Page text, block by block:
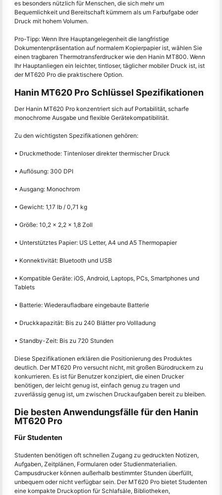
es besonders nützlich für Menschen, die sich mehr um
Bequemlichkeit und Bereitschaft kümmern als um Farbufgabe oder
Druck mit hohem Volumen.
Pro-Tipp: Wenn Ihre Hauptangelegenheit die langfristige
Dokumentenpräsentation auf normalem Kopierpapier ist, wählen Sie
einen tragbaren Thermotransferdrucker wie den Hanin MT800. Wenn
Ihr Hauptanliegen ein leichter, tintloser, täglicher mobiler Druck ist, ist
der MT620 Pro die praktischere Option.
Hanin MT620 Pro Schlüssel Spezifikationen
Der Hanin MT620 Pro konzentriert sich auf Portabilität, scharfe
monochrome Ausgabe und flexible Gerätekompatibilität.
Zu den wichtigsten Spezifikationen gehören:
• Druckmethode: Tintenloser direkter thermischer Druck
• Auflösung: 300 DPI
• Ausgang: Monochrom
• Gewicht: 1,17 lb / 0,71 kg
• Größe: 10,2 × 2,2 × 1,8 Zoll
• Unterstütztes Papier: US Letter, A4 und A5 Thermopapier
• Konnektivität: Bluetooth und USB
• Kompatible Geräte: iOS, Android, Laptops, PCs, Smartphones und
Tablets
• Batterie: Wiederaufladbare eingebaute Batterie
• Druckkapazität: Bis zu 240 Blätter pro Vollladung
• Standby-Zeit: Bis zu 720 Stunden
Diese Spezifikationen erklären die Positionierung des Produktes
deutlich. Der MT620 Pro versucht nicht, mit großen Bürodruckern zu
konkurrieren. Es ist für Benutzer konzipiert, die einen Drucker
benötigen, der leicht genug ist, einfach genug zu tragen und
zuverlässig genug ist, um zwischen Druckaufgaben bereit zu bleiben.
Die besten Anwendungsfälle für den Hanin
MT620 Pro
Für Studenten
Studenten benötigen oft schnellen Zugang zu gedruckten Notizen,
Aufgaben, Zeitplänen, Formularen oder Studienmaterialien.
Campusdrucker können außerhalb bestimmter Stunden überfüllt,
unbequem oder nicht verfügbar sein. Der MT620 Pro bietet Studenten
eine kompakte Druckoption für Schlafsäle, Bibliotheken,